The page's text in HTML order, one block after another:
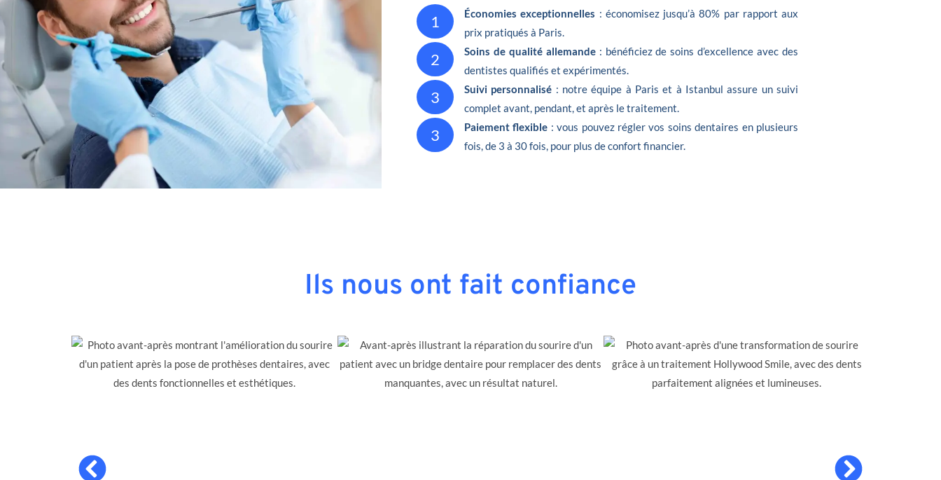
1 Économies exceptionnelles : économisez jusqu’à 80% par rapport aux
prix pratiqués à Paris.
2 Soins de qualité allemande: bénéficiez de soins d’excellence avec des
dentistes qualifiés et expérimentés.
3 Suivi personnalisé : notre équipe à Paris et à Istanbul assure un suivi
complet avant, pendant, et après le traitement.
3 Paiement flexible : vous pouvez régler vos soins dentaires en plusieurs
fois, de 3 à 30 fois, pour plus de confort financier.
Ils nous ont fait confiance